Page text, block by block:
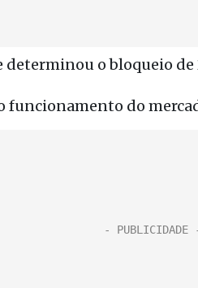
o bloqueio de
funcionamento do